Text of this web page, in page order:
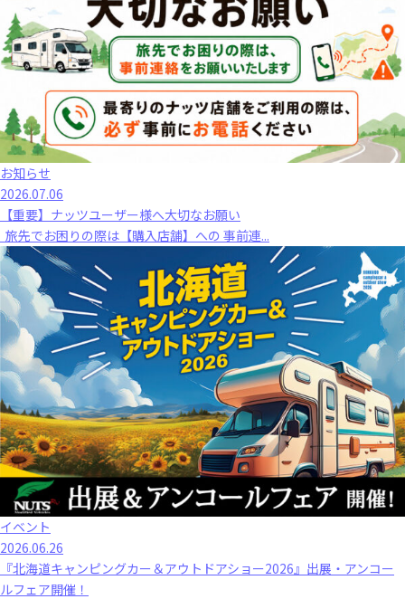
お知らせ
2026.07.06
【重要】ナッツユーザー様へ大切なお願い
旅先でお困りの際は【購入店舗】への 事前連...
イベント
2026.06.26
『北海道キャンピングカー＆アウトドアショー2026』出展・アンコー
ルフェア開催！